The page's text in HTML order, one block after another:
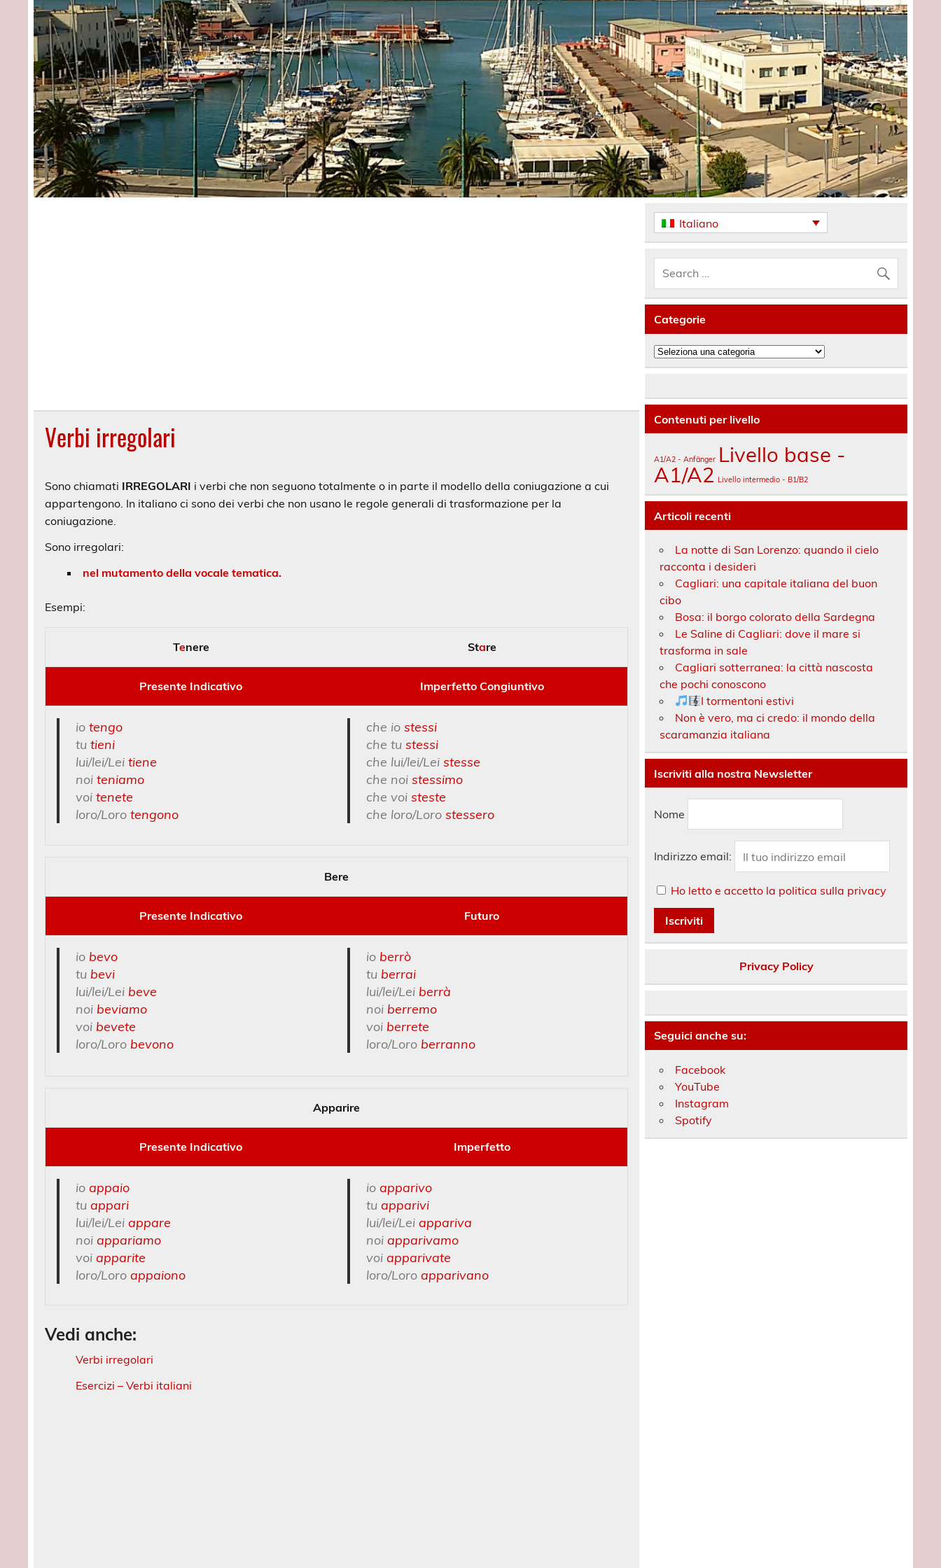
Verbi irregolari
Sono chiamati IRREGOLARI i verbi che non seguono totalmente o in parte il modello della coniugazione a cui
appartengono. In italiano ci sono dei verbi che non usano le regole generali di trasformazione per la
coniugazione.
Sono irregolari:
nel mutamento della vocale tematica.
Esempi:
Tenere Stare
Presente Indicativo Imperfetto Congiuntivo
io tengo
tu tieni
lui/lei/Lei tiene
noi teniamo
voi tenete
loro/Loro tengono
che io stessi
che tu stessi
che lui/lei/Lei stesse
che noi stessimo
che voi steste
che loro/Loro stessero
Bere
Presente Indicativo Futuro
io bevo
tu bevi
lui/lei/Lei beve
noi beviamo
voi bevete
loro/Loro bevono
io berrò
tu berrai
lui/lei/Lei berrà
noi berremo
voi berrete
loro/Loro berranno
Apparire
Presente Indicativo Imperfetto
io appaio
tu appari
lui/lei/Lei appare
noi appariamo
voi apparite
loro/Loro appaiono
io apparivo
tu apparivi
lui/lei/Lei appariva
noi apparivamo
voi apparivate
loro/Loro apparivano
Vedi anche:
Verbi irregolari
Esercizi – Verbi italiani
Italiano
Categorie
Categorie
Contenuti per livello
A1/A2 - Anfänger Livello base -
A1/A2 Livello intermedio - B1/B2
Articoli recenti
La notte di San Lorenzo: quando il cielo
racconta i desideri
Cagliari: una capitale italiana del buon
cibo
Bosa: il borgo colorato della Sardegna
Le Saline di Cagliari: dove il mare si
trasforma in sale
Cagliari sotterranea: la città nascosta
che pochi conoscono
I tormentoni estivi
Non è vero, ma ci credo: il mondo della
scaramanzia italiana
Iscriviti alla nostra Newsletter
Nome
Indirizzo email:
Ho letto e accetto la politica sulla privacy
Privacy Policy
Seguici anche su:
Facebook
YouTube
Instagram
Spotify